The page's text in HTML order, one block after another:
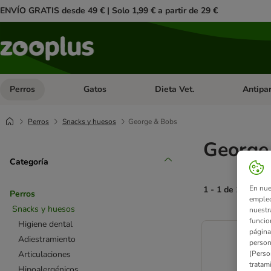
ENVÍO GRATIS desde 49 € | Solo 1,99 € a partir de 29 €
Perros Menú de categoria abierto: Perros
Gatos Menú de categoria abierto: Gatos
Dieta Vet. Menú
Perros Snacks y huesos George & Bobs
Categoría
Perros
Snacks y huesos
Higiene dental
Adiestramiento
Articulaciones
1 - 1 de 1
product items
En